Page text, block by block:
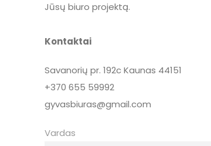
Jūsų biuro projektą.
Kontaktai
Savanorių pr. 192cKaunas 44151
+370 655 59992
gyvasbiuras@gmail.com
Vardas